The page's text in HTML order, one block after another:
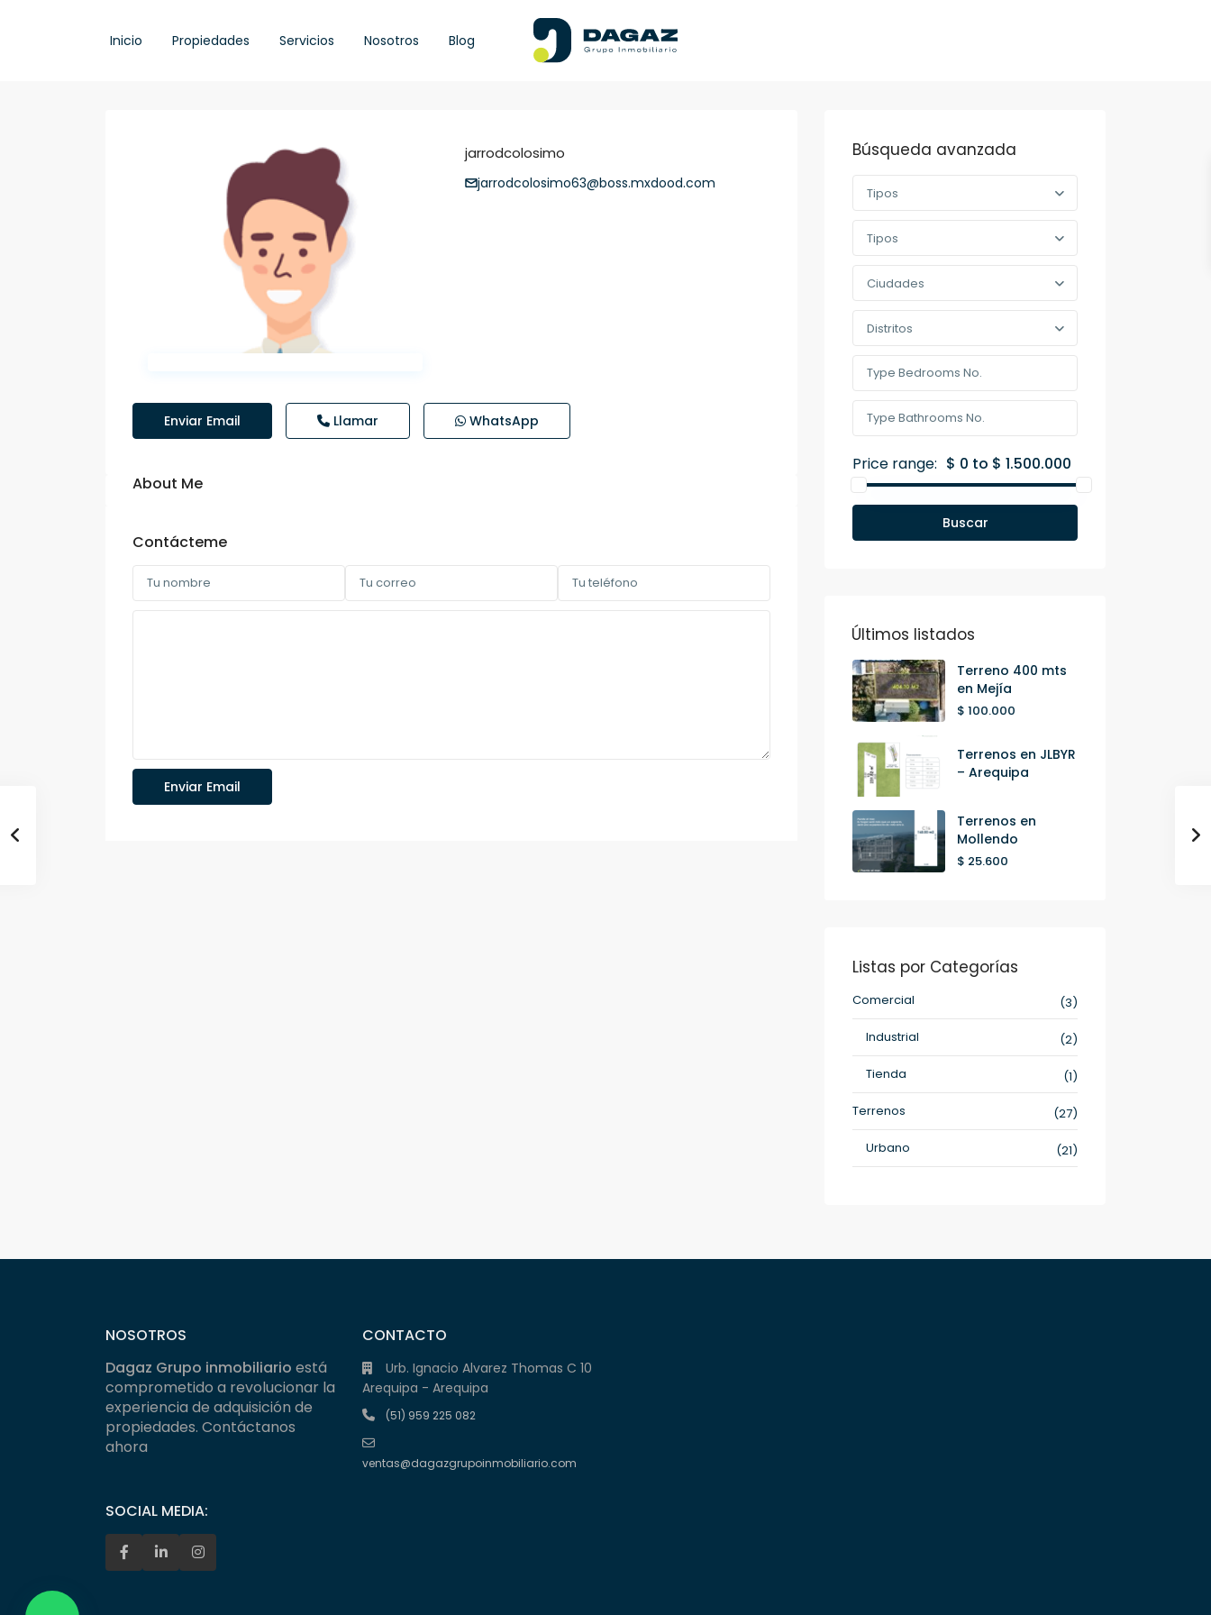
Inicio Propiedades Servicios Nosotros Blog
jarrodcolosimo
jarrodcolosimo63@boss.mxdood.com
Enviar Email Llamar WhatsApp
About Me
Contácteme
Búsqueda avanzada
Tipos
Tipos
Ciudades
Distritos
Price range: $ 0 to $ 1.500.000
Buscar
Últimos listados
Terreno 400 mts
en Mejía
$ 100.000
Terrenos en JLBYR
– Arequipa
Terrenos en
Mollendo
$ 25.600
Listas por Categorías
Comercial
(3)
Industrial
(2)
Tienda
(1)
Terrenos
(27)
Urbano
(21)
NOSOTROS
Dagaz Grupo inmobiliario está
comprometido a revolucionar la
experiencia de adquisición de
propiedades. Contáctanos
ahora
SOCIAL MEDIA:
CONTACTO
Urb. Ignacio Alvarez Thomas C 10
Arequipa - Arequipa
(51) 959 225 082
ventas@dagazgrupoinmobiliario.com